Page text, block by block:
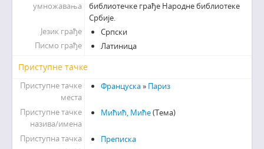
умножавања
библиотечке грађе Народне библиотеке
Србије.
Језик грађе
Српски
Писмо грађе
Латиница
Приступне тачке
Приступне тачке
места
Француска» Париз
Приступне тачке
назива/имена
Мићић, Миће(Тема)
Приступна тачка
Преписка